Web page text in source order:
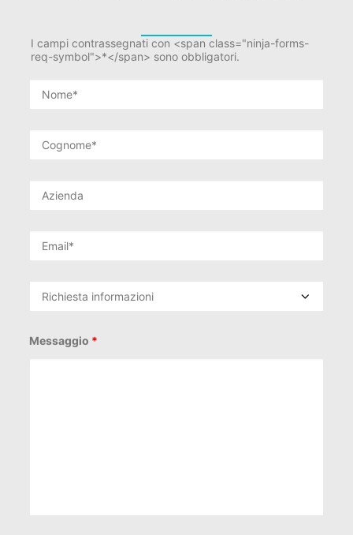
I campi contrassegnati con <span class="ninja-forms-
req-symbol">*</span> sono obbligatori.
Messaggio *